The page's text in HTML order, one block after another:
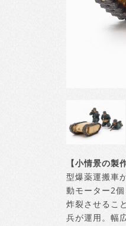
【小情景の製
型爆薬運搬車
動モーター2
炸裂させるこ
兵が運用。幅